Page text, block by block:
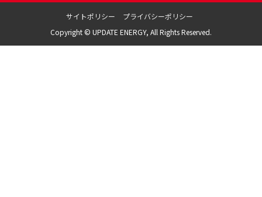
サイトポリシー
プライバシーポリシー
Copyright © UPDATE ENERGY, All Rights Reserved.